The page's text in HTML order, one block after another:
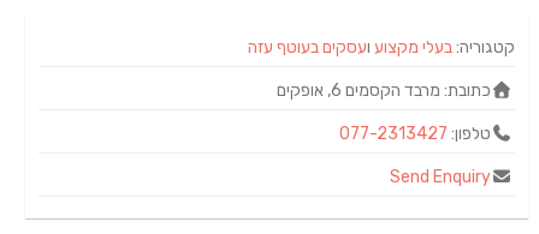
קטגוריה:בעלי מקצוע ועסקים בעוטף עזה
כתובת: מרבד הקסמים 6, אופקים
טלפון: 077-2313427
Send Enquiry